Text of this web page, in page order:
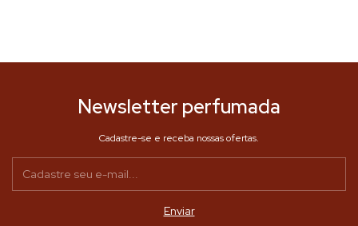
Newsletter perfumada
Cadastre-se e receba nossas ofertas.